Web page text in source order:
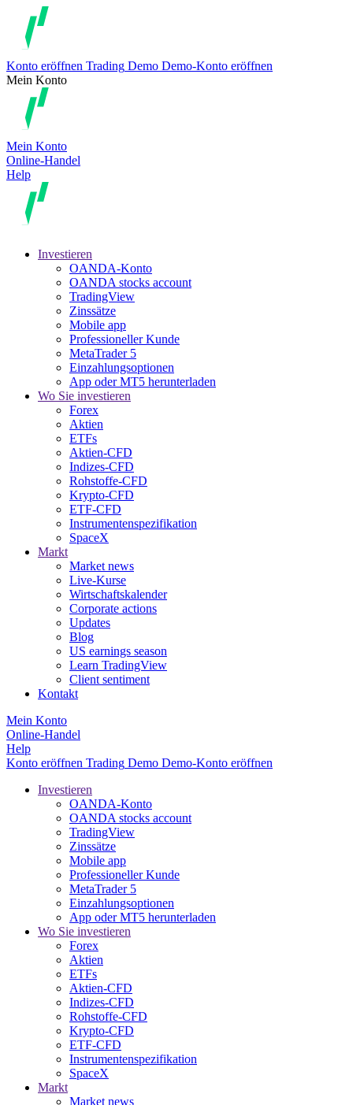
Konto eröffnen Trading Demo Demo-Konto eröffnen
Mein Konto
Mein Konto
Online-Handel
Help
Investieren
OANDA-Konto
OANDA stocks account
TradingView
Zinssätze
Mobile app
Professioneller Kunde
MetaTrader 5
Einzahlungsoptionen
App oder MT5 herunterladen
Wo Sie investieren
Forex
Aktien
ETFs
Aktien-CFD
Indizes-CFD
Rohstoffe-CFD
Krypto-CFD
ETF-CFD
Instrumentenspezifikation
SpaceX
Markt
Market news
Live-Kurse
Wirtschaftskalender
Corporate actions
Updates
Blog
US earnings season
Learn TradingView
Client sentiment
Kontakt
Mein Konto
Online-Handel
Help
Konto eröffnen Trading Demo Demo-Konto eröffnen
Investieren
OANDA-Konto
OANDA stocks account
TradingView
Zinssätze
Mobile app
Professioneller Kunde
MetaTrader 5
Einzahlungsoptionen
App oder MT5 herunterladen
Wo Sie investieren
Forex
Aktien
ETFs
Aktien-CFD
Indizes-CFD
Rohstoffe-CFD
Krypto-CFD
ETF-CFD
Instrumentenspezifikation
SpaceX
Markt
Market news